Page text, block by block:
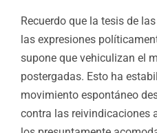
Recuerdo que la tesis de
las expresiones
supone que vehiculizan el
postergadas. Esto ha
movimiento espontáneo
contra las reivindicaciones